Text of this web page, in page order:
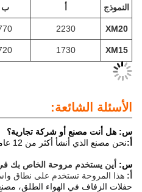
أ ج
2230
770
1730
720
أو شركة تجارية؟
أنشأ أكثر من 12 عاما.
مروحة الخاص بك في؟
تستخدم على نطاق واسع في
في الهواء الطلق، مصنع صناعيإلخ